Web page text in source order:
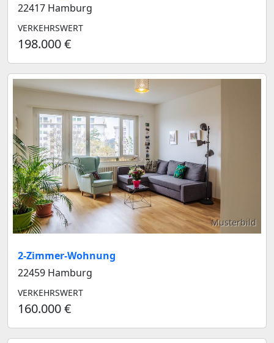
22417 Hamburg
VERKEHRSWERT
198.000 €
Musterbild
2-Zimmer-Wohnung
22459 Hamburg
VERKEHRSWERT
160.000 €